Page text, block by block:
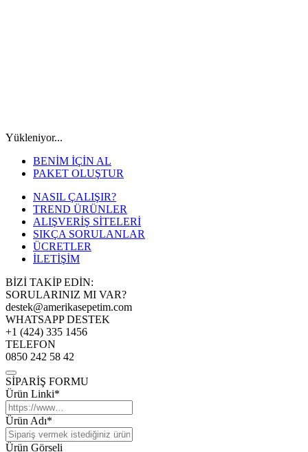
Yükleniyor...
BENİM İÇİN AL
PAKET OLUŞTUR
NASIL ÇALIŞIR?
TREND ÜRÜNLER
ALIŞVERİŞ SİTELERİ
SIKÇA SORULANLAR
ÜCRETLER
İLETİŞİM
BİZİ TAKİP EDİN:
SORULARINIZ MI VAR?
destek@amerikasepetim.com
WHATSAPP DESTEK
+1 (424) 335 1456
TELEFON
0850 242 58 42
SİPARİŞ FORMU
Ürün Linki*
Ürün Adı*
Ürün Görseli